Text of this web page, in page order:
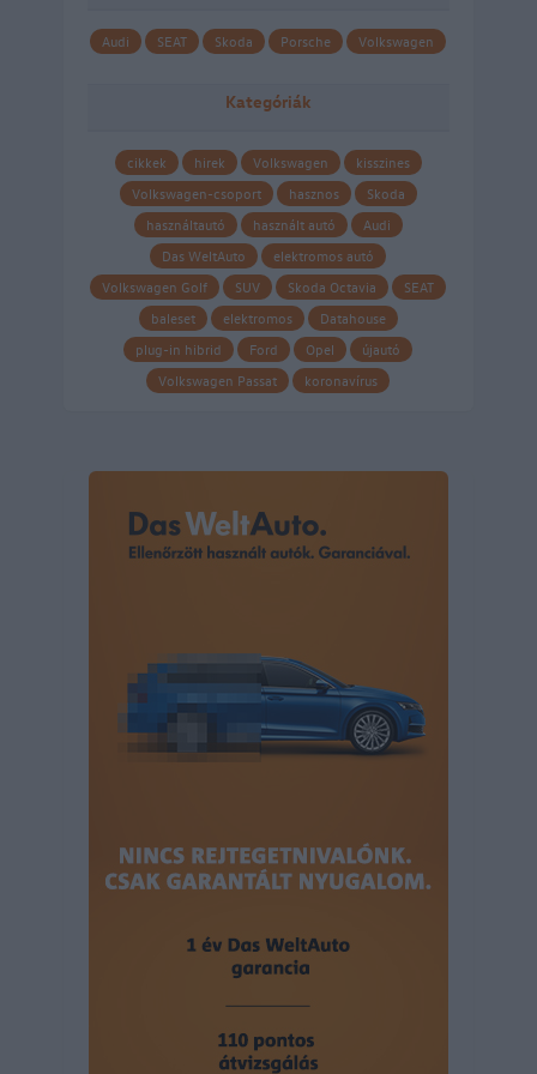
Audi SEAT Skoda Porsche Volkswagen
Kategóriák
cikkek hirek Volkswagen
kisszines
Volkswagen-csoport
hasznos
Skoda
használtautó
használt autó
Audi
Das WeltAuto
elektromos autó
Volkswagen Golf
SUV Skoda Octavia
SEAT
baleset
elektromos
Datahouse
plug-in hibrid
Ford Opel
újautó
Volkswagen Passat
koronavírus